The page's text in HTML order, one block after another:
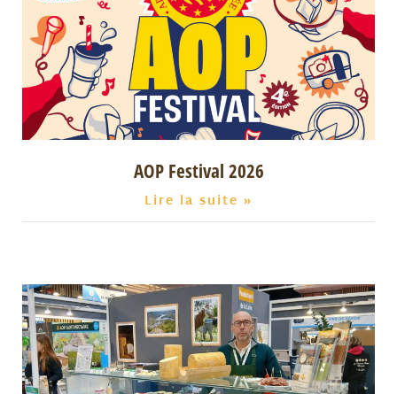
AOP Festival 2026
Lire la suite »